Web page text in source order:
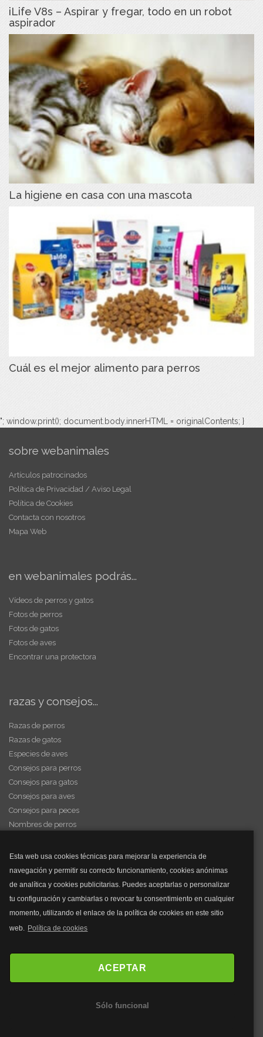
Esta web usa cookies técnicas para mejorar la experiencia de
navegación y permitir su correcto funcionamiento, cookies anónimas
de analítica y cookies publicitarias. Puedes aceptarlas o personalizar
tu configuración y cambiarlas o revocar tu consentimiento en cualquier
momento, utilizando el enlace de la política de cookies en este sitio
web. Política de cookies
ACEPTAR
Sólo funcional
iLife V8s – Aspirar y fregar, todo en un robot
aspirador
La higiene en casa con una mascota
Cuál es el mejor alimento para perros
"; window.print(); document.body.innerHTML = originalContents; }
sobre webanimales
Artículos patrocinados
Política de Privacidad / Aviso Legal
Política de Cookies
Contacta con nosotros
Mapa Web
en webanimales podrás...
Vídeos de perros y gatos
Fotos de perros
Fotos de gatos
Fotos de aves
Encontrar una protectora
razas y consejos...
Razas de perros
Razas de gatos
Especies de aves
Consejos para perros
Consejos para gatos
Consejos para aves
Consejos para peces
Nombres de perros
y mucho más...